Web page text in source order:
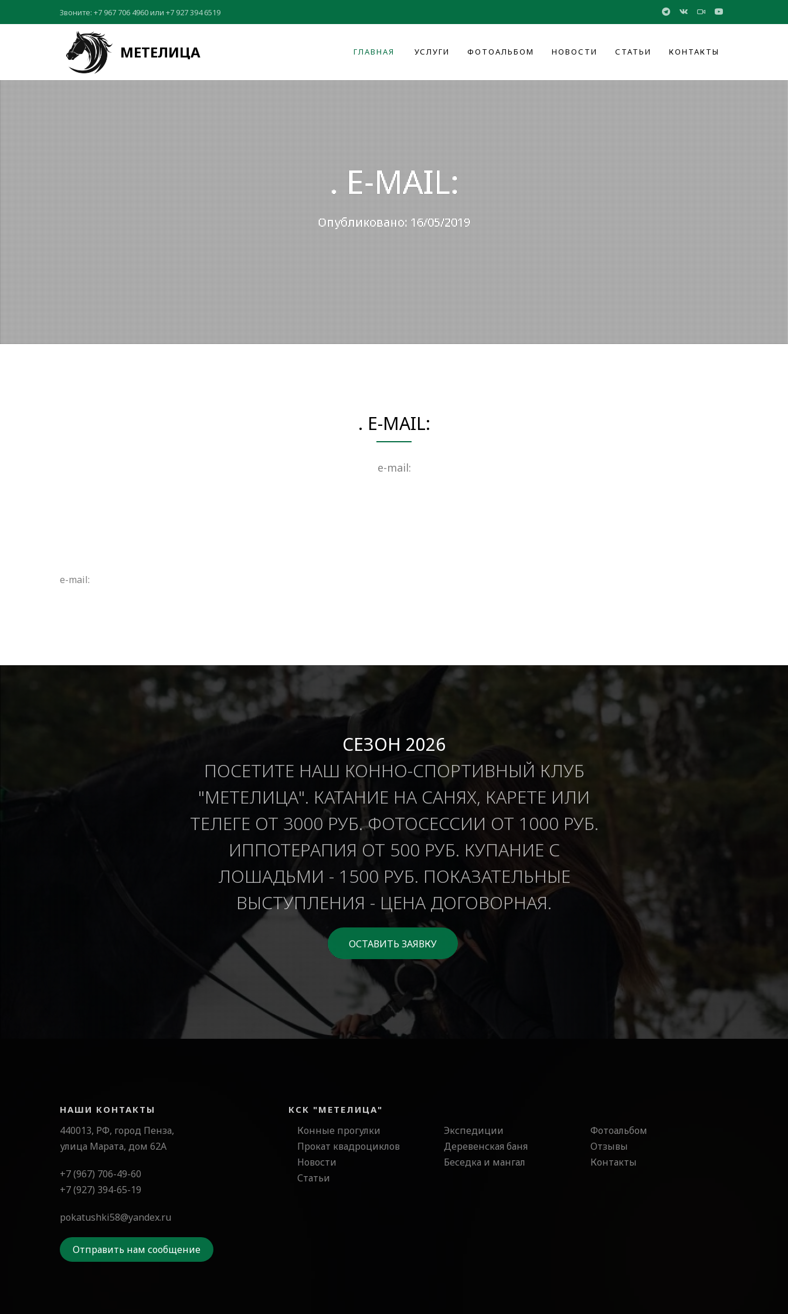
Звоните: +7 967 706 4960или +7 927 394 6519
МЕТЕЛИЦА ГЛАВНАЯ УСЛУГИ ФОТОАЛЬБОМ НОВОСТИ СТАТЬИ КОНТАКТЫ
. E-MAIL:
Опубликовано: 16/05/2019
. E-MAIL:
e-mail:
e-mail:
СЕЗОН 2026
ПОСЕТИТЕ НАШ КОННО-СПОРТИВНЫЙ КЛУБ
"МЕТЕЛИЦА". КАТАНИЕ НА САНЯХ, КАРЕТЕ ИЛИ
ТЕЛЕГЕ ОТ 3000 РУБ. ФОТОСЕССИИ ОТ 1000 РУБ.
ИППОТЕРАПИЯ ОТ 500 РУБ. КУПАНИЕ С
ЛОШАДЬМИ - 1500 РУБ. ПОКАЗАТЕЛЬНЫЕ
ВЫСТУПЛЕНИЯ - ЦЕНА ДОГОВОРНАЯ.
ОСТАВИТЬ ЗАЯВКУ
НАШИ КОНТАКТЫ
440013, РФ, город Пенза,
улица Марата, дом 62А
+7 (967) 706-49-60
+7 (927) 394-65-19
pokatushki58@yandex.ru
Отправить нам сообщение
КСК "МЕТЕЛИЦА"
Конные прогулки
Прокат квадроциклов
Новости
Статьи
Экспедиции
Деревенская баня
Беседка и мангал
Фотоальбом
Отзывы
Контакты